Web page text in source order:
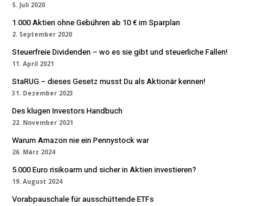
5. Juli 2020
1.000 Aktien ohne Gebühren ab 10 € im Sparplan
2. September 2020
Steuerfreie Dividenden – wo es sie gibt und steuerliche Fallen!
11. April 2021
StaRUG – dieses Gesetz musst Du als Aktionär kennen!
31. Dezember 2023
Des klugen Investors Handbuch
22. November 2021
Warum Amazon nie ein Pennystock war
26. März 2024
5.000 Euro risikoarm und sicher in Aktien investieren?
19. August 2024
Vorabpauschale für ausschüttende ETFs